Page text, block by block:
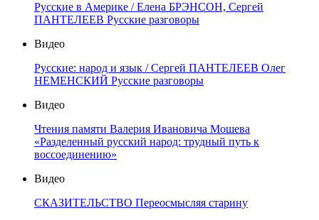
Русские в Америке / Елена БРЭНСОН, Сергей
ПАНТЕЛЕЕВ Русские разговоры
Видео
Русские: народ и язык / Сергей ПАНТЕЛЕЕВ Олег
НЕМЕНСКИЙ Русские разговоры
Видео
Чтения памяти Валерия Ивановича Мошева
«Разделенный русский народ: трудный путь к
воссоединению»
Видео
СКАЗИТЕЛЬСТВО Переосмысляя старину